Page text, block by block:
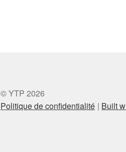
© YTP 2026
Politique de confidentialité
Built